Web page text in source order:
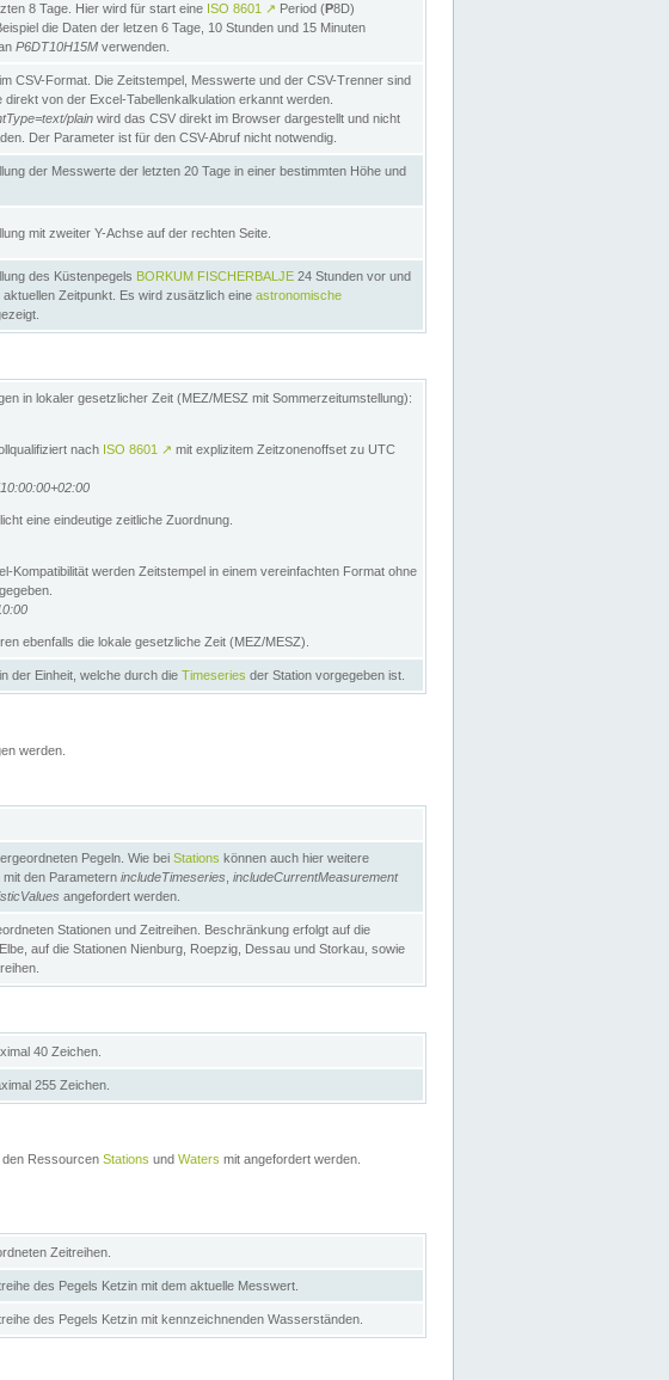
8 Tage. Hier wird für start eine ISO 8601 ↗ Period (P8D)
die Daten der letzen 6 Tage, 10 Stunden und 15 Minuten
P6DT10H15M verwenden.
CSV-Format. Die Zeitstempel, Messwerte und der CSV-Trenner sind
von der Excel-Tabellenkalkulation erkannt werden.
plain wird das CSV direkt im Browser dargestellt und nicht
Der Parameter ist für den CSV-Abruf nicht notwendig.
der Messwerte der letzten 20 Tage in einer bestimmten Höhe und
mit zweiter Y-Achse auf der rechten Seite.
des Küstenpegels BORKUM FISCHERBALJE 24 Stunden vor und
Zeitpunkt. Es wird zusätzlich eine astronomische
in lokaler gesetzlicher Zeit (MEZ/MESZ mit Sommerzeitumstellung):
nach ISO 8601 ↗ mit explizitem Zeitzonenoffset zu UTC
eine eindeutige zeitliche Zuordnung.
Kompatibilität werden Zeitstempel in einem vereinfachten Format ohne
ebenfalls die lokale gesetzliche Zeit (MEZ/MESZ).
der Einheit, welche durch die Timeseries der Station vorgegeben ist.
werden.
Pegeln. Wie bei Stations können auch hier weitere
den Parametern includeTimeseries includeCurrentMeasurement
angefordert werden.
Stationen und Zeitreihen. Beschränkung erfolgt auf die
auf die Stationen Nienburg, Roepzig, Dessau und Storkau, sowie
40 Zeichen.
255 Zeichen.
den Ressourcen Stations und Waters mit angefordert werden.
Zeitreihen.
des Pegels Ketzin mit dem aktuelle Messwert.
des Pegels Ketzin mit kennzeichnenden Wasserständen.